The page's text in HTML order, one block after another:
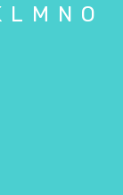
L M N O